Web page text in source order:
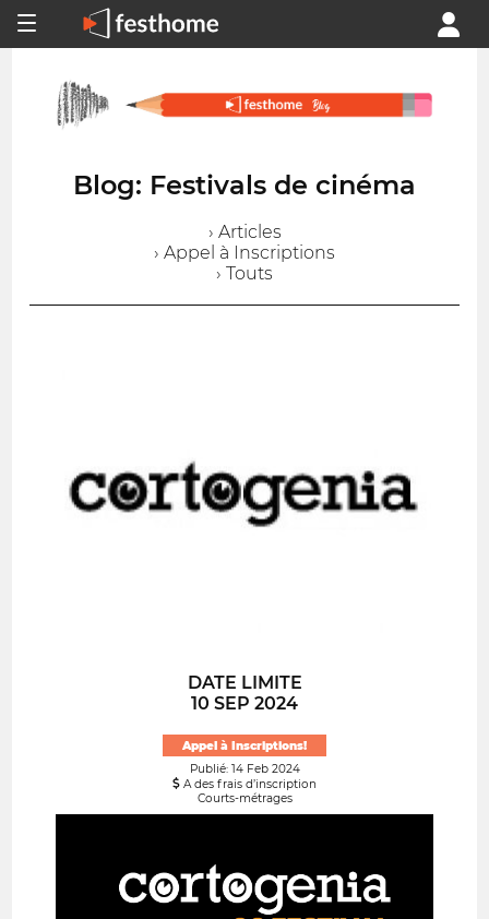
Blog: Festivals de cinéma
› Articles
› Appel à Inscriptions
› Touts
DATE LIMITE
10 SEP 2024
Appel à Inscriptions!
Publié: 14 Feb 2024
A des frais d’inscription
Courts-métrages